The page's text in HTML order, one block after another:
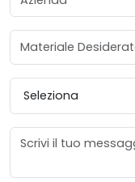
Materiale Desiderato
Provincia
Messaggio